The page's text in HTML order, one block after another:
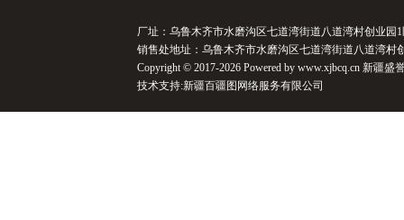
厂址：乌鲁木齐市水磨沟区七道湾街道八道湾村创业园1
销售处地址：乌鲁木齐市水磨沟区七道湾街道八道湾村
Copyright © 2017-2026 Powered by www.xjbcq.cn 新疆
技术支持:新疆百疆图网络服务有限公司